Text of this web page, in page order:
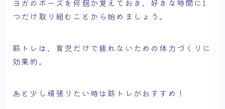
ヨガのポーズを何個か覚えておき、好きな時間に1
つだけ取り組むことから始めましょう。
筋トレは、育児だけで疲れないための体力づくりに
効果的。
あと少し頑張りたい時は筋トレがおすすめ！